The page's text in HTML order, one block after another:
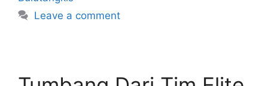
Leave a comment